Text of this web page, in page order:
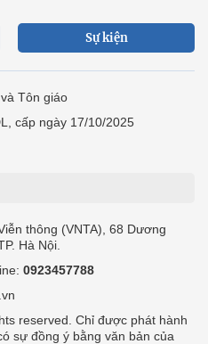
Sự kiện
Tôn giáo
cấp ngày 17/10/2025
thông (VNTA), 68 Dương
Hà Nội.
0923457788
reserved. Chỉ được phát hành
sự đồng ý bằng văn bản của